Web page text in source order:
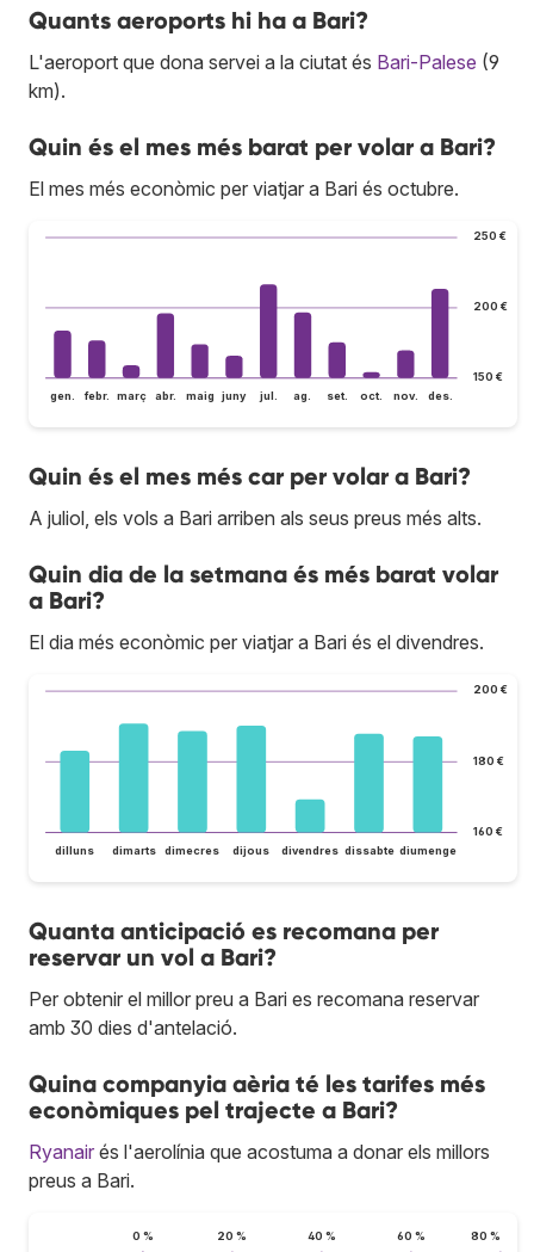
Quants aeroports hi ha a Bari?
L'aeroport que dona servei a la ciutat és Bari-Palese (9
km).
Quin és el mes més barat per volar a Bari?
El mes més econòmic per viatjar a Bari és octubre.
150 €
200 €
250 €
gen. febr. març abr. maig juny jul. ag. set. oct. nov. des.
Quin és el mes més car per volar a Bari?
A juliol, els vols a Bari arriben als seus preus més alts.
Quin dia de la setmana és més barat volar
a Bari?
El dia més econòmic per viatjar a Bari és el divendres.
160 €
180 €
200 €
dilluns dimarts dimecres dijous divendres dissabte diumenge
Quanta anticipació es recomana per
reservar un vol a Bari?
Per obtenir el millor preu a Bari es recomana reservar
amb 30 dies d'antelació.
Quina companyia aèria té les tarifes més
econòmiques pel trajecte a Bari?
Ryanair és l'aerolínia que acostuma a donar els millors
preus a Bari.
0 % 20 % 40 % 60 % 80 %